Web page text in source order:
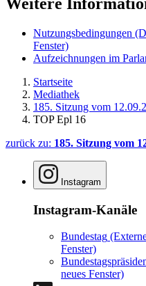
Nutzungsbedingungen
Fenster)
Aufzeichnungen im
Startseite
Mediathek
185. Sitzung vom
TOP Epl 16
zurück zu: 185. Sitzung vom
Instagram
Instagram-Kanäle
Bundestag
Fenster)
neues Fenster)